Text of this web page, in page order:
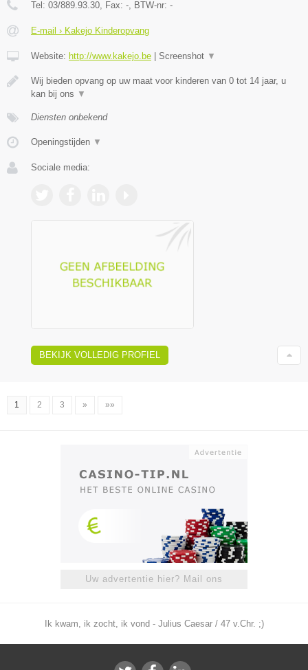
Tel: 03/889.93.30, Fax: -, BTW-nr: -
E-mail › Kakejo Kinderopvang
Website: http://www.kakejo.be Screenshot ▼
Wij bieden opvang op uw maat voor kinderen van 0 tot 14 jaar, u
kan bij ons ▼
Diensten onbekend
Openingstijden ▼
Sociale media:
BEKIJK VOLLEDIG PROFIEL
1 2 3 » »»
Uw advertentie hier? Mail ons
Ik kwam, ik zocht, ik vond - Julius Caesar / 47 v.Chr. ;)